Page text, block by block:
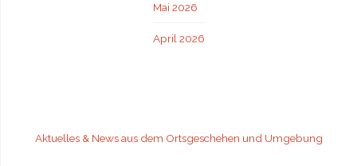
Mai 2026
April 2026
Aktuelles & News aus dem Ortsgeschehen und Umgebung